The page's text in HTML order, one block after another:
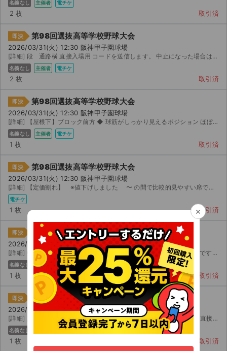
名義なし 主催者 電チケ
2 枚 取引済
即決 第98回選抜高等学校野球大会
2026/03/31(火) 12:30 阪神甲子園球場
[詳細] 段 通路横 直接入場用 コードを送信します。 中止になった場合は、手数料を引いた金額を返金します
名義なし 主催者 電チケ
2 枚 取引済
即決 第98回選抜高等学校野球大会
2026/03/31(火) 12:30 阪神甲子園球場
[詳細] 【屋根下】ブロック前方 ◆ 球筋がしっかり見えるポジション ほぼ中央ですが、少しだけ位置がず...
名義なし 主催者 電チケ
1 枚 取引済
即決 第98回選抜高等学校野球大会
2026/03/31(火) 12:30 阪神甲子園球場
[詳細] 【定価割れ】 ※値下げしました 〜 の間で比較的見やすい席です 雨の影響で行けなくなったので...
電チケ
1 枚 取引済
即決 第98回選抜高等学校野球大会
2026/03/31(火) 12:30 阪神甲子園球場
[詳細] 中央指定席下段 中央 段 ～ 番 ☆破格☆通常で買うより 円安いです☆★発券の...
名義なし 電チケ
1 枚 取引済
即決 第98回選抜高等学校野球大会
2026/03/31(火) 12:30 阪神甲子園球場
[詳細] 定価以外 【★通路側★ 中央指定席（中段）】 段 | 番～ 番 直接入場用の コードが...
名義なし
1 枚 取引済
×